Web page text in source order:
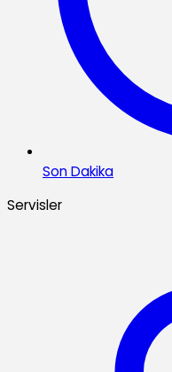
Son Dakika
Servisler